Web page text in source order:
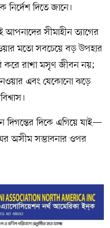
নির্দেশ দিতে জানে।
সীমাহীন ত্যাগের
মতো সবচেয়ে বড় উপহার
করে রাখা মসৃণ জীবন নয়;
এবং যেকোনো ঝড়ে
দিকে এগিয়ে যাই—
অসীম সম্ভাবনার ওপর